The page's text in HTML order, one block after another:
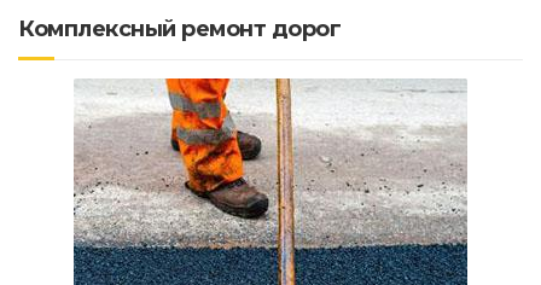
Комплексный ремонт дорог